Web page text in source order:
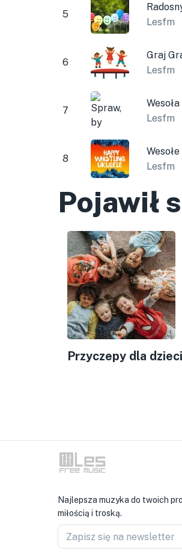
5
Lesfm
6
Graj
Lesfm
7
Lesfm
8
Lesfm
Pojawił
Przyczepy dla dzieci
Najlepsza muzyka do twoich
miłością i troską.
Zapisz się na newsletter